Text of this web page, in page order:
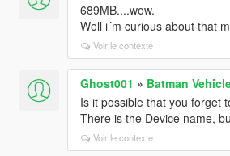
689MB....wow.
Well i´m curious about that
Voir le contexte
Ghost001 » Batman
Is it possible that you forget
There is the Device name,
Voir le contexte